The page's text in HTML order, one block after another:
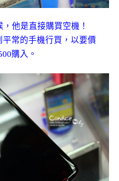
他是直接購買空機！
常的手機行買，以要價
購入。